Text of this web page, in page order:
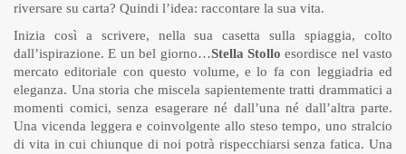
riversare su carta? Quindi l’idea: raccontare la sua vita.
Inizia così a scrivere, nella sua casetta sulla spiaggia, colto
dall’ispirazione. E un bel giorno…Stella Stollo esordisce nel vasto
mercato editoriale con questo volume, e lo fa con leggiadria ed
eleganza. Una storia che miscela sapientemente tratti drammatici a
momenti comici, senza esagerare né dall’una né dall’altra parte.
Una vicenda leggera e coinvolgente allo steso tempo, uno stralcio
di vita in cui chiunque di noi potrà rispecchiarsi senza fatica. Una